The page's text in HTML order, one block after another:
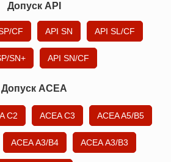
Допуск API
CF API SN API SL/CF
SN+ API SN/CF
Допуск ACEA
C2 ACEA C3 ACEA A5/B5
ACEA А3/B4 ACEA А3/B3